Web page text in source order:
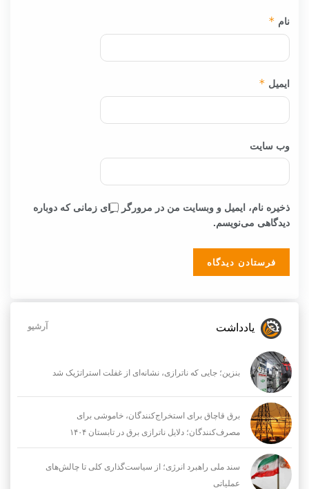
نام *
ایمیل *
وب‌ سایت
ذخیره نام، ایمیل و وبسایت من در مرورگر برای زمانی که دوباره
دیدگاهی می‌نویسم.
یادداشت آرشیو
بنزین؛ جایی که ناترازی، نشانه‌ای از غفلت استراتژیک شد
برق قاچاق برای استخراج‌کنندگان، خاموشی برای
مصرف‌کنندگان؛ دلایل ناترازی برق در تابستان ۱۴۰۴
سند ملی راهبرد انرژی؛ از سیاست‌گذاری کلی تا چالش‌های
عملیاتی